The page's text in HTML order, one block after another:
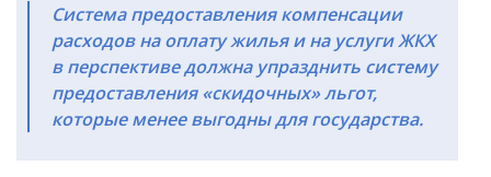
Система предоставления компенсации
расходов на оплату жилья и на услуги ЖКХ
в перспективе должна упразднить систему
предоставления «скидочных» льгот,
которые менее выгодны для государства.